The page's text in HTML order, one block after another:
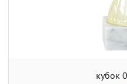
кубок